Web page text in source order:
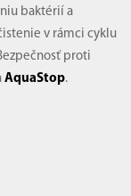
baktérií a
v rámci cyklu
proti
AquaStop.